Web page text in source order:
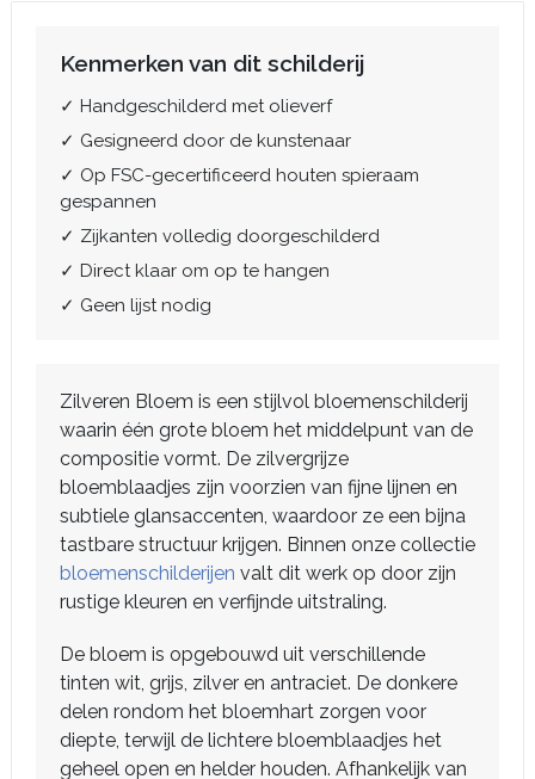
Kenmerken van dit schilderij
✓ Handgeschilderd met olieverf
✓ Gesigneerd door de kunstenaar
✓ Op FSC-gecertificeerd houten spieraam
gespannen
✓ Zijkanten volledig doorgeschilderd
✓ Direct klaar om op te hangen
✓ Geen lijst nodig
Zilveren Bloem is een stijlvol bloemenschilderij
waarin één grote bloem het middelpunt van de
compositie vormt. De zilvergrijze
bloemblaadjes zijn voorzien van fijne lijnen en
subtiele glansaccenten, waardoor ze een bijna
tastbare structuur krijgen. Binnen onze collectie
bloemenschilderijen valt dit werk op door zijn
rustige kleuren en verfijnde uitstraling.
De bloem is opgebouwd uit verschillende
tinten wit, grijs, zilver en antraciet. De donkere
delen rondom het bloemhart zorgen voor
diepte, terwijl de lichtere bloemblaadjes het
geheel open en helder houden. Afhankelijk van